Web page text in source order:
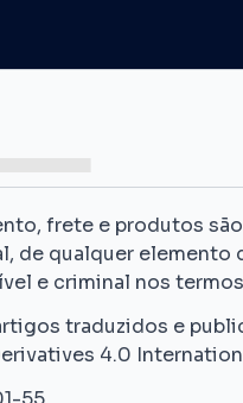
frete e produtos
de qualquer
e criminal nos
traduzidos e
4.0